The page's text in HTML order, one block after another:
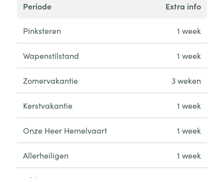
periode extra info
Pinksteren 1 week
Wapenstilstand 1 week
Zomervakantie 3 weken
Kerstvakantie 1 week
Onze Heer Hemelvaart 1 week
Allerheiligen 1 week